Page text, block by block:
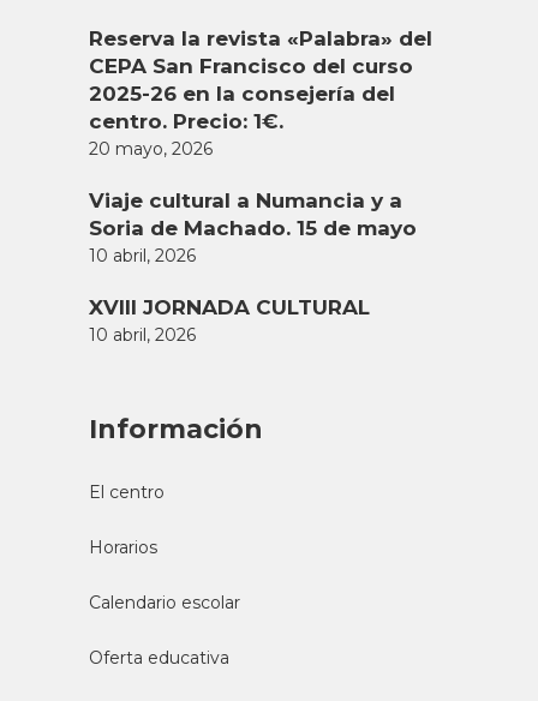
Reserva la revista «Palabra» del
CEPA San Francisco del curso
2025-26 en la consejería del
centro. Precio: 1€.
20 mayo, 2026
Viaje cultural a Numancia y a
Soria de Machado. 15 de mayo
10 abril, 2026
XVIII JORNADA CULTURAL
10 abril, 2026
Información
El centro
Horarios
Calendario escolar
Oferta educativa